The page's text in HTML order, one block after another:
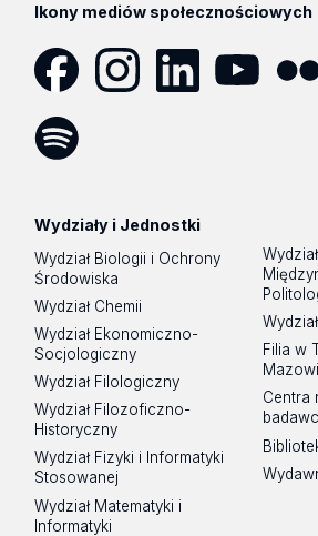
Ikony mediów społecznościowych
Wydziały i Jednostki
Wydział Biologii i Ochrony
Środowiska
Wydział Chemii
Wydział Ekonomiczno-
Socjologiczny
Wydział Filologiczny
Wydział Filozoficzno-
Historyczny
Wydział Fizyki i Informatyki
Stosowanej
Wydział Matematyki i
Informatyki
Filia w
Centra